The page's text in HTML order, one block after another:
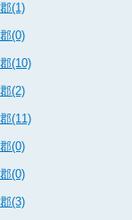
(1)
(0)
(10)
(2)
(11)
(0)
(0)
(3)